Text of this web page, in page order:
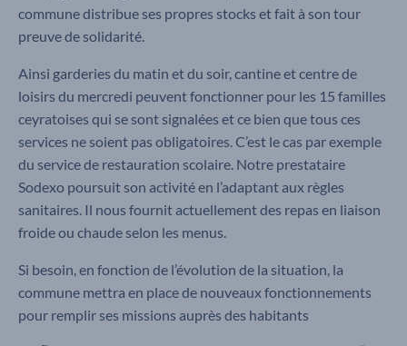
commune distribue ses propres stocks et fait à son tour
preuve de solidarité.
Ainsi garderies du matin et du soir, cantine et centre de
loisirs du mercredi peuvent fonctionner pour les 15 familles
ceyratoises qui se sont signalées et ce bien que tous ces
services ne soient pas obligatoires. C’est le cas par exemple
du service de restauration scolaire. Notre prestataire
Sodexo poursuit son activité en l’adaptant aux règles
sanitaires. Il nous fournit actuellement des repas en liaison
froide ou chaude selon les menus.
Si besoin, en fonction de l’évolution de la situation, la
commune mettra en place de nouveaux fonctionnements
pour remplir ses missions auprès des habitants